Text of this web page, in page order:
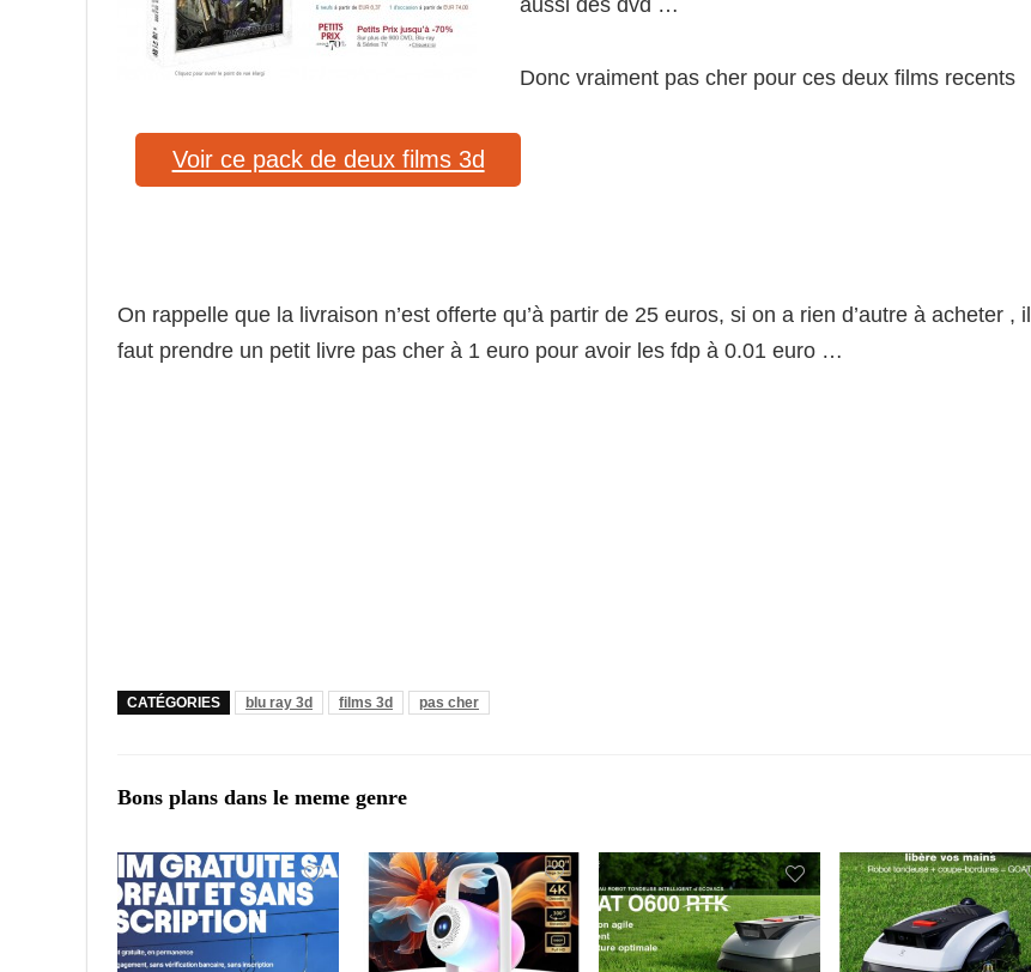
Donc vraiment pas cher pour ces deux films recents
Voir ce pack de deux films 3d
On rappelle que la livraison n’est offerte qu’à partir de 25 euros, si on a rien d’autre à acheter , il
faut prendre un petit livre pas cher à 1 euro pour avoir les fdp à 0.01 euro …
CATÉGORIES blu ray 3d films 3d pas cher
Bons plans dans le meme genre